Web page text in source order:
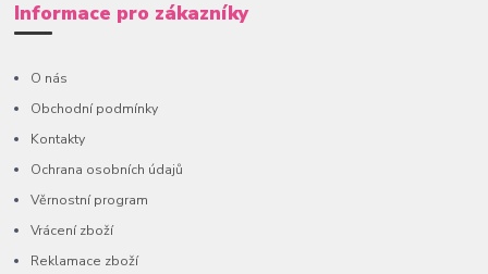
Informace pro zákazníky
O nás
Obchodní podmínky
Kontakty
Ochrana osobních údajů
Věrnostní program
Vrácení zboží
Reklamace zboží